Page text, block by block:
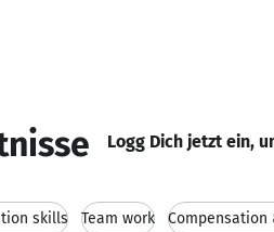
Logg Dich jetzt ein,
skills Team work Compensation